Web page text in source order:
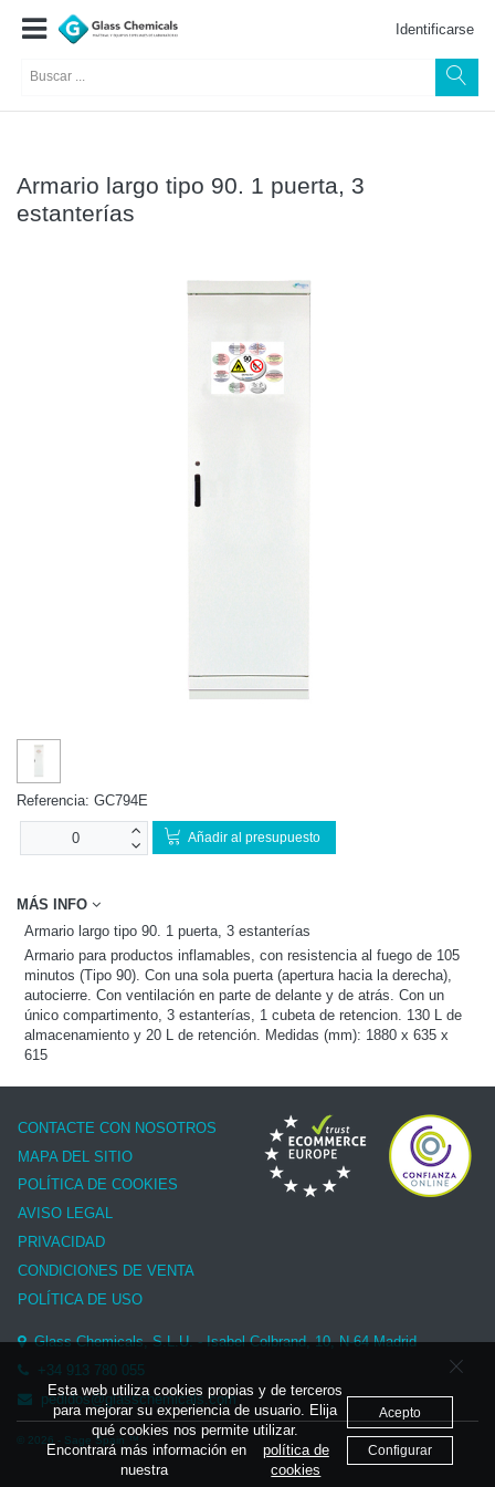
Identificarse
Armario largo tipo 90. 1 puerta, 3
estanterías
Referencia: GC794E
Añadir al presupuesto
MÁS INFO
Armario largo tipo 90. 1 puerta, 3 estanterías
Armario para productos inflamables, con resistencia al fuego de 105
minutos (Tipo 90). Con una sola puerta (apertura hacia la derecha),
autocierre. Con ventilación en parte de delante y de atrás. Con un
único compartimento, 3 estanterías, 1 cubeta de retencion. 130 L de
almacenamiento y 20 L de retención. Medidas (mm): 1880 x 635 x
615
CONTACTE CON NOSOTROS
MAPA DEL SITIO
POLÍTICA DE COOKIES
AVISO LEGAL
PRIVACIDAD
CONDICIONES DE VENTA
POLÍTICA DE USO
Glass Chemicals, S.L.U. - Isabel Colbrand, 10, N-64 Madrid
+34 913 780 055
pedidos@glasschemicals.com
© 2026 - Sage Spain ™
Esta web utiliza cookies propias y de terceros
para mejorar su experiencia de usuario. Elija
qué cookies nos permite utilizar.
Encontrará más información en
nuestra
política de
cookies
Acepto
Configurar